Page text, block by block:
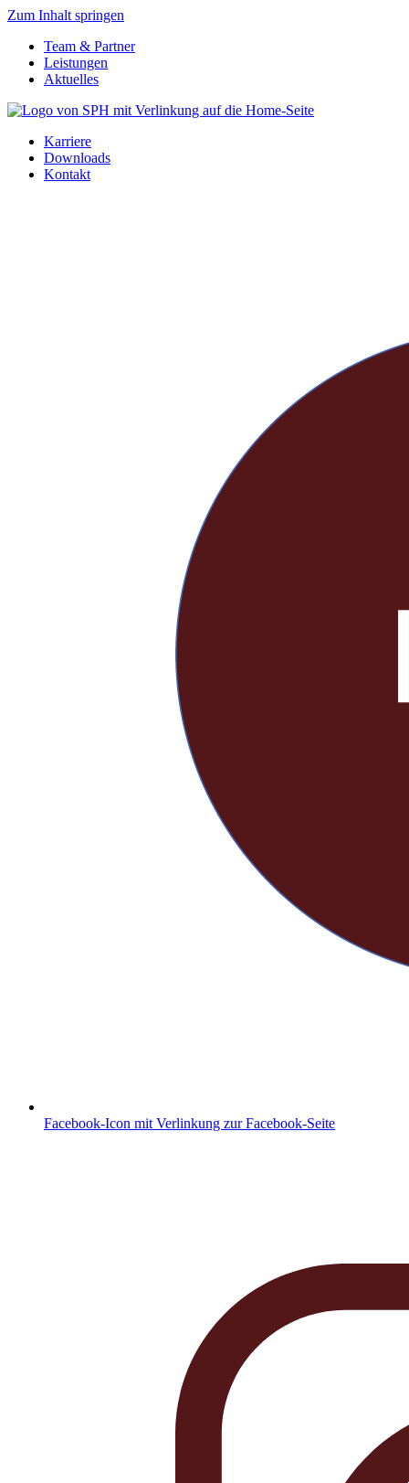
Zum Inhalt springen
Team & Partner
Leistungen
Aktuelles
Karriere
Downloads
Kontakt
Facebook-Icon mit Verlinkung zur Facebook-Seite